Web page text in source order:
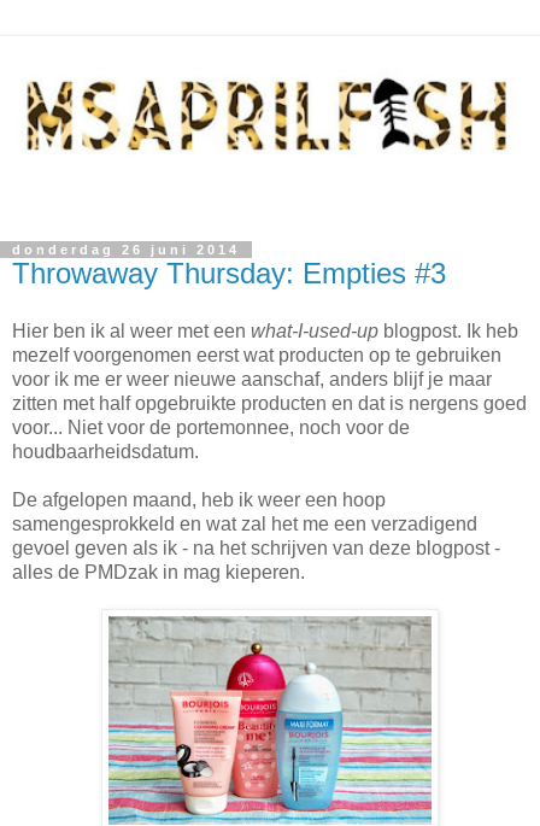
donderdag 26 juni 2014
Throwaway Thursday: Empties #3
Hier ben ik al weer met een what-I-used-up blogpost. Ik heb
mezelf voorgenomen eerst wat producten op te gebruiken
voor ik me er weer nieuwe aanschaf, anders blijf je maar
zitten met half opgebruikte producten en dat is nergens goed
voor... Niet voor de portemonnee, noch voor de
houdbaarheidsdatum.
De afgelopen maand, heb ik weer een hoop
samengesprokkeld en wat zal het me een verzadigend
gevoel geven als ik - na het schrijven van deze blogpost -
alles de PMDzak in mag kieperen.